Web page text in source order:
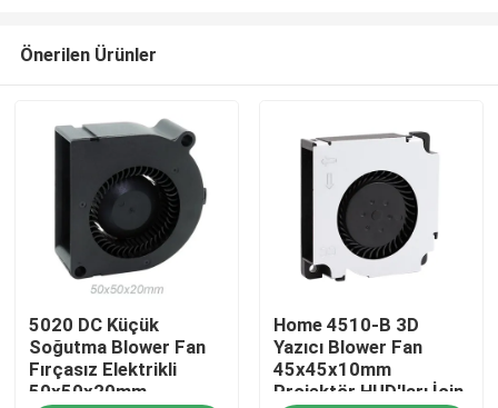
Ana sayfa
Önerilen Ürünler
5020 DC Küçük
Soğutma Blower Fan
Fırçasız Elektrikli
50x50x20mm
Home 4510-B 3D
Yazıcı Blower Fan
45x45x10mm
Projektör HUD'ları İçin